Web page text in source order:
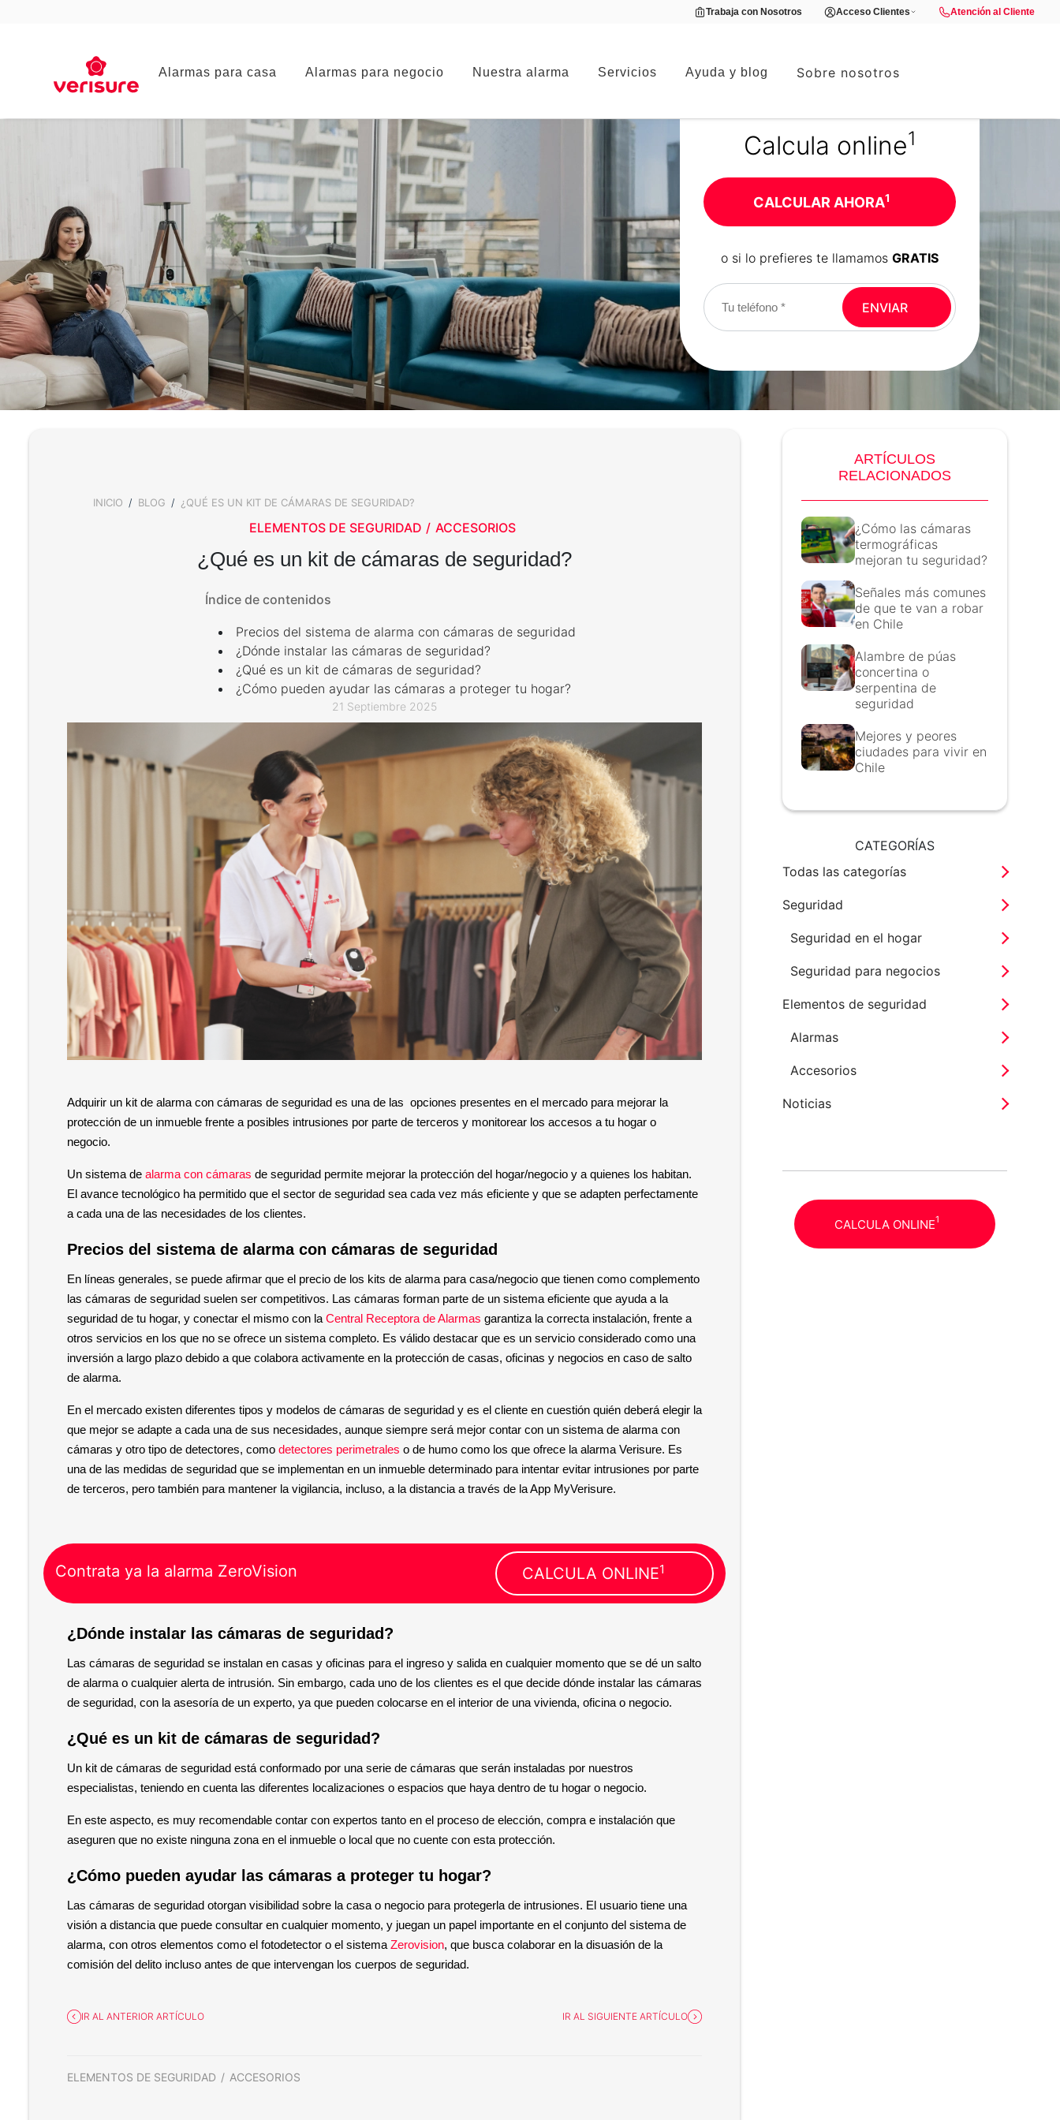
Trabaja con Nosotros Acceso Clientes Atención al Cliente
navigation
Alarmas para casa Alarmas para negocio Nuestra alarma Servicios Ayuda y blog Sobre nosotros
Calcula online1
CALCULAR AHORA1
o si lo prefieres te llamamos GRATIS
BREADCRUMB
INICIO BLOG ¿QUÉ ES UN KIT DE CÁMARAS DE SEGURIDAD?
ELEMENTOS DE SEGURIDAD ACCESORIOS
¿Qué es un kit de cámaras de seguridad?
Índice de contenidos
Precios del sistema de alarma con cámaras de seguridad
¿Dónde instalar las cámaras de seguridad?
¿Qué es un kit de cámaras de seguridad?
¿Cómo pueden ayudar las cámaras a proteger tu hogar?
21 Septiembre 2025
Adquirir un kit de alarma con cámaras de seguridad es una de las  opciones presentes en el mercado para mejorar la
protección de un inmueble frente a posibles intrusiones por parte de terceros y monitorear los accesos a tu hogar o
negocio.
Un sistema de alarma con cámaras de seguridad permite mejorar la protección del hogar/negocio y a quienes los habitan.
El avance tecnológico ha permitido que el sector de seguridad sea cada vez más eficiente y que se adapten perfectamente
a cada una de las necesidades de los clientes.
Precios del sistema de alarma con cámaras de seguridad
En líneas generales, se puede afirmar que el precio de los kits de alarma para casa/negocio que tienen como complemento
las cámaras de seguridad suelen ser competitivos. Las cámaras forman parte de un sistema eficiente que ayuda a la
seguridad de tu hogar, y conectar el mismo con la Central Receptora de Alarmas garantiza la correcta instalación, frente a
otros servicios en los que no se ofrece un sistema completo. Es válido destacar que es un servicio considerado como una
inversión a largo plazo debido a que colabora activamente en la protección de casas, oficinas y negocios en caso de salto
de alarma.
En el mercado existen diferentes tipos y modelos de cámaras de seguridad y es el cliente en cuestión quién deberá elegir la
que mejor se adapte a cada una de sus necesidades, aunque siempre será mejor contar con un sistema de alarma con
cámaras y otro tipo de detectores, como detectores perimetrales o de humo como los que ofrece la alarma Verisure. Es
una de las medidas de seguridad que se implementan en un inmueble determinado para intentar evitar intrusiones por parte
de terceros, pero también para mantener la vigilancia, incluso, a la distancia a través de la App MyVerisure.
Contrata ya la alarma ZeroVision CALCULA ONLINE1
¿Dónde instalar las cámaras de seguridad?
Las cámaras de seguridad se instalan en casas y oficinas para el ingreso y salida en cualquier momento que se dé un salto
de alarma o cualquier alerta de intrusión. Sin embargo, cada uno de los clientes es el que decide dónde instalar las cámaras
de seguridad, con la asesoría de un experto, ya que pueden colocarse en el interior de una vivienda, oficina o negocio.
¿Qué es un kit de cámaras de seguridad?
Un kit de cámaras de seguridad está conformado por una serie de cámaras que serán instaladas por nuestros
especialistas, teniendo en cuenta las diferentes localizaciones o espacios que haya dentro de tu hogar o negocio.
En este aspecto, es muy recomendable contar con expertos tanto en el proceso de elección, compra e instalación que
aseguren que no existe ninguna zona en el inmueble o local que no cuente con esta protección.
¿Cómo pueden ayudar las cámaras a proteger tu hogar?
Las cámaras de seguridad otorgan visibilidad sobre la casa o negocio para protegerla de intrusiones. El usuario tiene una
visión a distancia que puede consultar en cualquier momento, y juegan un papel importante en el conjunto del sistema de
alarma, con otros elementos como el fotodetector o el sistema Zerovision, que busca colaborar en la disuasión de la
comisión del delito incluso antes de que intervengan los cuerpos de seguridad.
IR AL ANTERIOR ARTÍCULO IR AL SIGUIENTE ARTÍCULO
ELEMENTOS DE SEGURIDAD ACCESORIOS
ARTÍCULOS
RELACIONADOS
¿Cómo las cámaras
termográficas
mejoran tu seguridad?
Señales más comunes
de que te van a robar
en Chile
Alambre de púas
concertina o
serpentina de
seguridad
Mejores y peores
ciudades para vivir en
Chile
CATEGORÍAS
Todas las categorías
Seguridad
Seguridad en el hogar
Seguridad para negocios
Elementos de seguridad
Alarmas
Accesorios
Noticias
CALCULA ONLINE1